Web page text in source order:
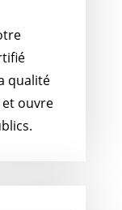
qualité
ouvre